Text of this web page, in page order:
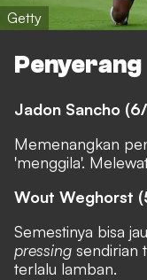
Getty
Penyerang
Jadon Sancho
Memenangkan
'menggila'.
Wout Weghorst
Semestinya bisa
pressing sendirian
terlalu lamban.